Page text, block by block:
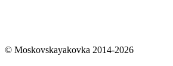
© Moskovskayakovka 2014-2026